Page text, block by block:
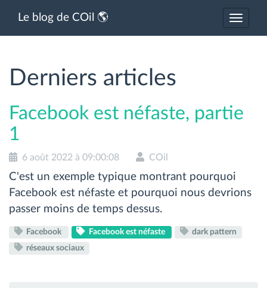
Le blog de COil 🌎
Activer
Derniers articles
Facebook est néfaste, partie
1
6 août 2022 à 09:00:08 COil
C'est un exemple typique montrant pourquoi
Facebook est néfaste et pourquoi nous devrions
passer moins de temps dessus.
Facebook Facebook est néfaste
dark pattern
réseaux sociaux